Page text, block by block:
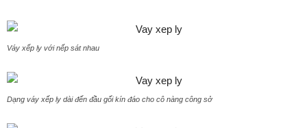
Váy xếp ly với nếp sát nhau
Dạng váy xếp ly dài đến đầu gối kín đáo cho cô nàng công sở